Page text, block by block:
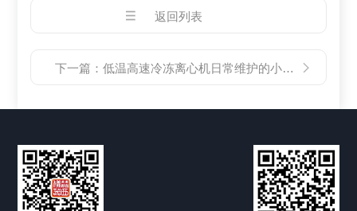
返回列表
下一篇：低温高速冷冻离心机日常维护的小秘诀